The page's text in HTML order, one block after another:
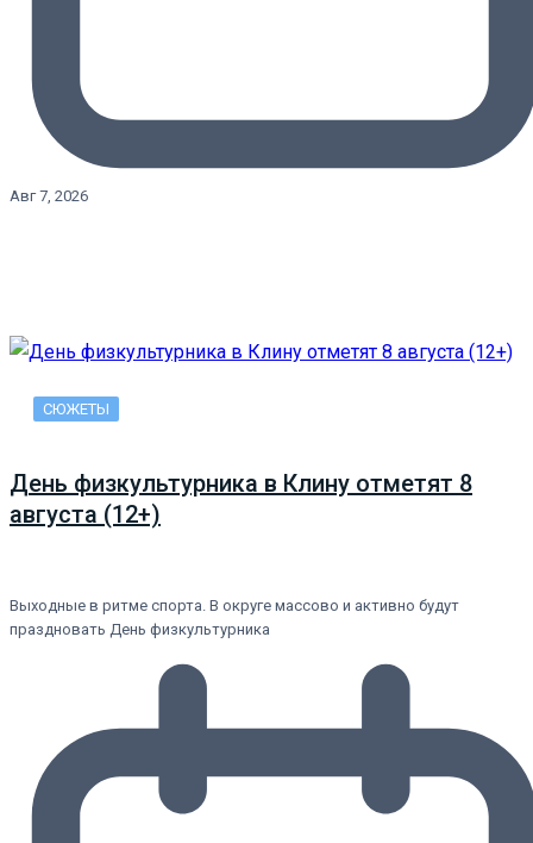
Авг 7, 2026
СЮЖЕТЫ
День физкультурника в Клину отметят 8
августа (12+)
Выходные в ритме спорта. В округе массово и активно будут
праздновать День физкультурника